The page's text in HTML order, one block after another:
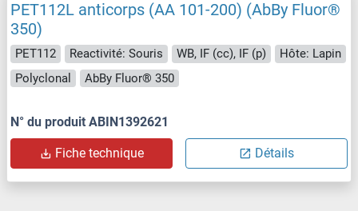
PET112L anticorps (AA 101-200) (AbBy Fluor®
350)
PET112 Reactivité: Souris WB, IF (cc), IF (p)
Hôte: Lapin
Polyclonal
AbBy Fluor® 350
N° du produit ABIN1392621
Fiche technique Détails